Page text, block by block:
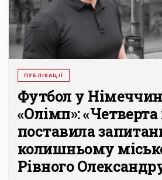
ПУБЛІКАЦІЇ
Футбол у
«Олімп»: «Четверта
поставила
колишньому
Рівного